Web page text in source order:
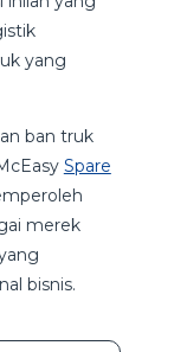
yang
ban truk
Spare
merek
bisnis.